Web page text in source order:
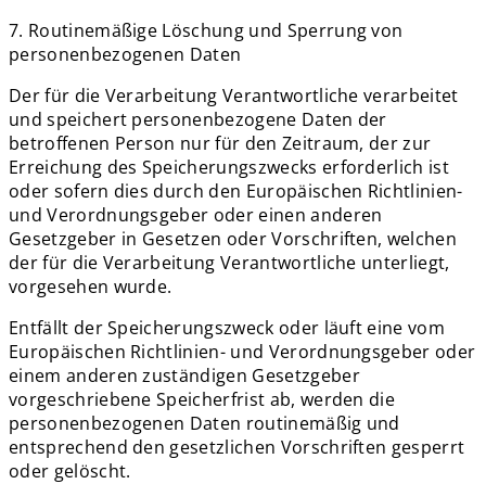
7. Routinemäßige Löschung und Sperrung von
personenbezogenen Daten
Der für die Verarbeitung Verantwortliche verarbeitet
und speichert personenbezogene Daten der
betroffenen Person nur für den Zeitraum, der zur
Erreichung des Speicherungszwecks erforderlich ist
oder sofern dies durch den Europäischen Richtlinien-
und Verordnungsgeber oder einen anderen
Gesetzgeber in Gesetzen oder Vorschriften, welchen
der für die Verarbeitung Verantwortliche unterliegt,
vorgesehen wurde.
Entfällt der Speicherungszweck oder läuft eine vom
Europäischen Richtlinien- und Verordnungsgeber oder
einem anderen zuständigen Gesetzgeber
vorgeschriebene Speicherfrist ab, werden die
personenbezogenen Daten routinemäßig und
entsprechend den gesetzlichen Vorschriften gesperrt
oder gelöscht.